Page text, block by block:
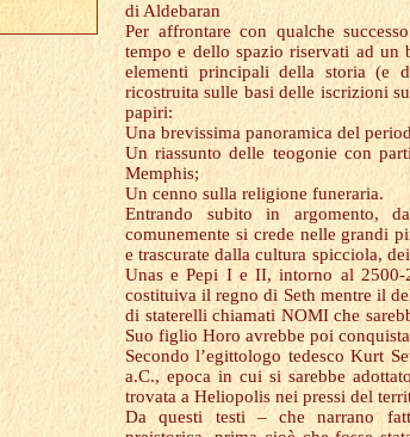
di Aldebaran
Per affrontare con qualche
tempo e dello spazio riservati ad un
elementi principali della storia (e
ricostruita sulle basi delle iscrizioni
papiri:
Una brevissima panoramica del
Un riassunto delle teogonie con
Memphis;
Un cenno sulla religione funeraria.
Entrando subito in argomento,
comunemente si crede nelle grandi
e trascurate dalla cultura spicciola,
Unas e Pepi I e II, intorno al 2500-
costituiva il regno di Seth mentre il
di staterelli chiamati NOMI che
Suo figlio Horo avrebbe poi
Secondo l’egittologo tedesco Kurt
a.C., epoca in cui si sarebbe
trovata a Heliopolis nei pressi del
Da questi testi – che narrano